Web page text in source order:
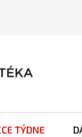
TÝDNE